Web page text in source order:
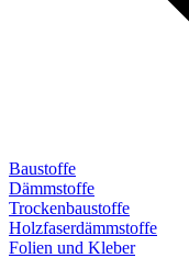
Baustoffe
Dämmstoffe
Trockenbaustoffe
Holzfaserdämmstoffe
Folien und Kleber